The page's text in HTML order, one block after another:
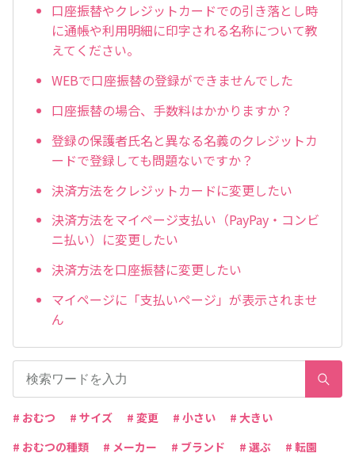
口座振替やクレジットカードでの引き落とし時
に通帳や利用明細に印字される名称について教
えてください。
WEBで口座振替の登録ができませんでした
口座振替の場合、手数料はかかりますか？
登録の保護者氏名と異なる名義のクレジットカ
ードで登録しても問題ないですか？
決済方法をクレジットカードに変更したい
決済方法をマイページ支払い（PayPay・コンビ
ニ払い）に変更したい
決済方法を口座振替に変更したい
マイページに「支払いページ」が表示されませ
ん
# おむつ # サイズ # 変更 # 小さい
# 大きい
# おむつの種類
# メーカー # ブランド # 選ぶ # 転園